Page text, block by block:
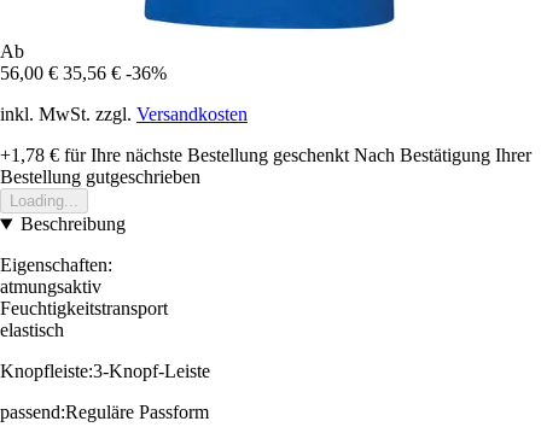
Ab
56,00 € 35,56 € -36%
inkl. MwSt. zzgl. Versandkosten
+1,78 € für Ihre nächste Bestellung geschenkt Nach Bestätigung Ihrer
Bestellung gutgeschrieben
Loading...
Beschreibung
Eigenschaften:
atmungsaktiv
Feuchtigkeitstransport
elastisch
Knopfleiste:3-Knopf-Leiste
passend:Reguläre Passform